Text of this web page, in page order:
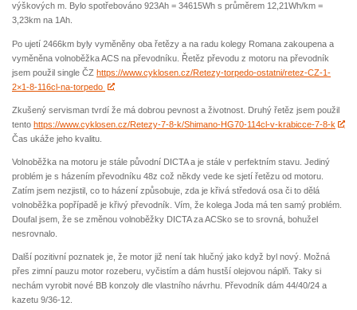
výškových m. Bylo spotřebováno 923Ah = 34615Wh s průměrem 12,21Wh/km =
3,23km na 1Ah.
Po ujetí 2466km byly vyměněny oba řetězy a na radu kolegy Romana zakoupena a
vyměněna volnoběžka ACS na převodníku. Řetěz převodu z motoru na převodník
jsem použil single ČZ https://www.cyklosen.cz/Retezy-torpedo-ostatni/retez-CZ-1-
2×1-8-116cl-na-torpedo
Zkušený servisman tvrdí že má dobrou pevnost a životnost. Druhý řetěz jsem použil
tento https://www.cyklosen.cz/Retezy-7-8-k/Shimano-HG70-114cl-v-krabicce-7-8-k
Čas ukáže jeho kvalitu.
Volnoběžka na motoru je stále původní DICTA a je stále v perfektním stavu. Jediný
problém je s házením převodníku 48z což někdy vede ke sjetí řetězu od motoru.
Zatím jsem nezjistil, co to házení způsobuje, zda je křivá středová osa či to dělá
volnoběžka popřípadě je křivý převodník. Vím, že kolega Joda má ten samý problém.
Doufal jsem, že se změnou volnoběžky DICTA za ACSko se to srovná, bohužel
nesrovnalo.
Další pozitivní poznatek je, že motor již není tak hlučný jako když byl nový. Možná
přes zimní pauzu motor rozeberu, vyčistím a dám hustší olejovou náplň. Taky si
nechám vyrobit nové BB konzoly dle vlastního návrhu. Převodník dám 44/40/24 a
kazetu 9/36-12.